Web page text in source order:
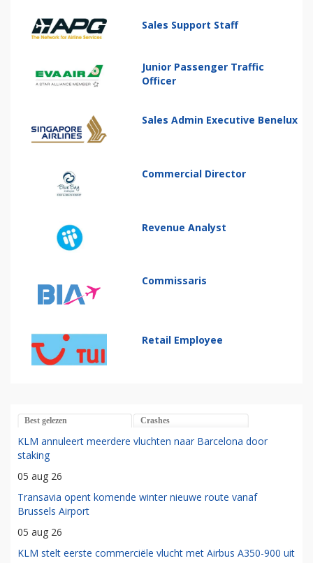
Sales Support Staff
Junior Passenger Traffic
Officer
Sales Admin Executive Benelux
Commercial Director
Revenue Analyst
Commissaris
Retail Employee
Best gelezen Crashes
KLM annuleert meerdere vluchten naar Barcelona door
staking
05 aug 26
Transavia opent komende winter nieuwe route vanaf
Brussels Airport
05 aug 26
KLM stelt eerste commerciële vlucht met Airbus A350-900 uit